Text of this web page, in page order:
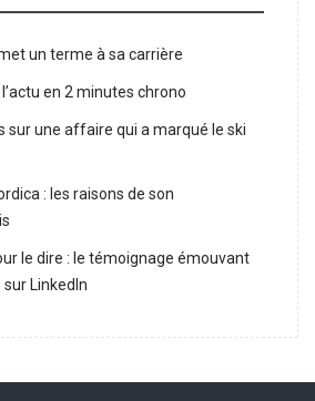
un terme à sa carrière
en 2 minutes chrono
sur une affaire qui a marqué le ski
: les raisons de son
le dire : le témoignage émouvant
LinkedIn